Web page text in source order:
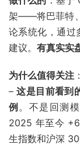
架——将巴菲特
论系统化，通过
建议。 有真实实
为什么值得关注 ：
–这是目前看到
例 。不是回测
2025 年至今
生指数和沪深